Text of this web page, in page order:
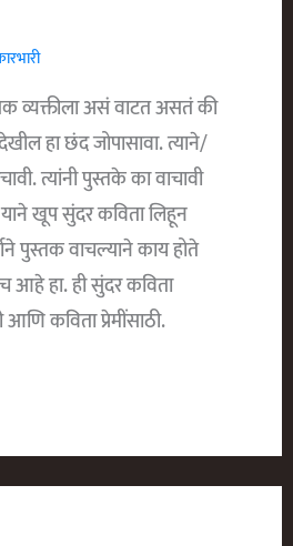
व्यक्तीला असं वाटत असतं की
हा छंद जोपासावा. त्याने/
त्यांनी पुस्तके का वाचावी
याने खूप सुंदर कविता लिहून
पुस्तक वाचल्याने काय होते
आहे हा. ही सुंदर कविता
कविता प्रेमींसाठी.